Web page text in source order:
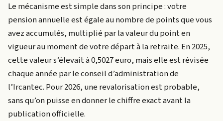
Le mécanisme est simple dans son principe : votre
pension annuelle est égale au nombre de points que vous
avez accumulés, multiplié par la valeur du point en
vigueur au moment de votre départ à la retraite. En 2025,
cette valeur s’élevait à 0,5027 euro, mais elle est révisée
chaque année par le conseil d’administration de
l’Ircantec. Pour 2026, une revalorisation est probable,
sans qu’on puisse en donner le chiffre exact avant la
publication officielle.